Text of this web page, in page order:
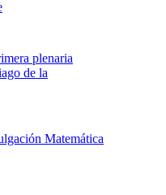
plenaria
de la
Matemática